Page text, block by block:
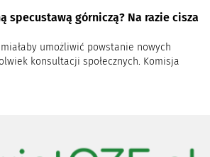
specustawą górniczą? Na razie cisza
umożliwić powstanie nowych
konsultacji społecznych. Komisja